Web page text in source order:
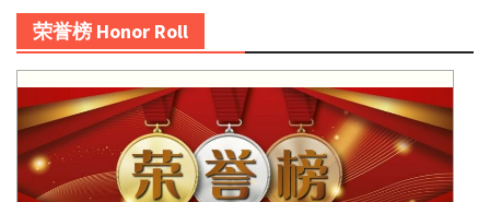
荣誉榜 Honor Roll